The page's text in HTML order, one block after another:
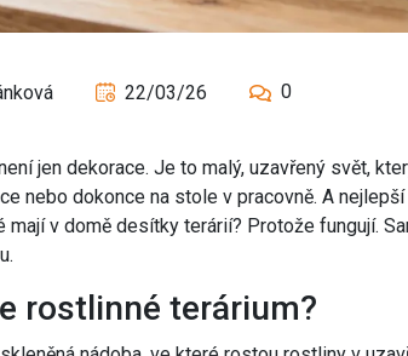
22/03/26 0
jen dekorace. Je to malý, uzavřený svět,
nebo dokonce na stole v pracovně. A
mají v domě desítky terárií? Protože fungují.
rostlinné terárium?